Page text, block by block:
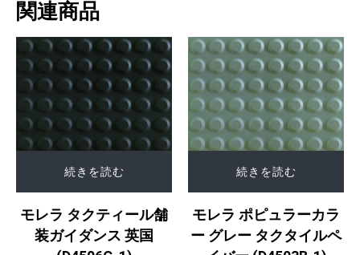
関連商品
続きを読む
モレラ タクティール舗
装ガイダンス 英国
続きを読む
モレラ ポピュラーカラ
ー グレー タクタイルペ